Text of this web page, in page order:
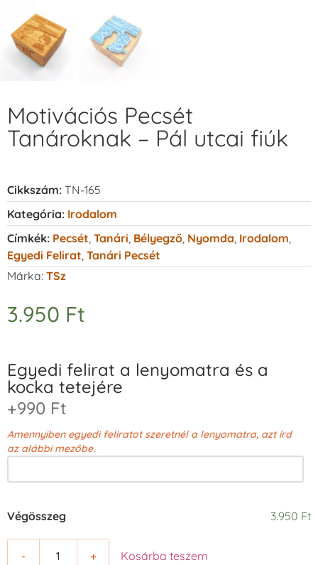
Motivációs Pecsét
Tanároknak – Pál utcai fiúk
Cikkszám: TN-165
Kategória: Irodalom
Címkék: Pecsét Tanári Bélyegző Nyomda Irodalom
Egyedi Felirat Tanári Pecsét
Márka: TSz
3.950 Ft
Egyedi felirat a lenyomatra és a
kocka tetejére
+990 Ft
Amennyiben egyedi feliratot szeretnél a lenyomatra, azt írd
az alábbi mezőbe.
Végösszeg 3.950 Ft
- + Kosárba teszem